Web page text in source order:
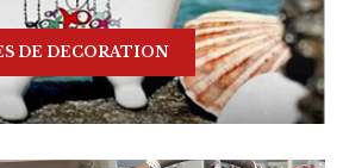
DE DECORATION